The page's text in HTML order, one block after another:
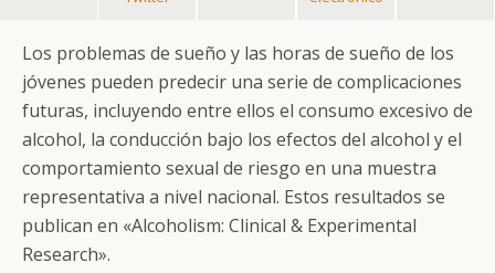
Los problemas de sueño y las horas de sueño de los
jóvenes pueden predecir una serie de complicaciones
futuras, incluyendo entre ellos el consumo excesivo de
alcohol, la conducción bajo los efectos del alcohol y el
comportamiento sexual de riesgo en una muestra
representativa a nivel nacional. Estos resultados se
publican en «Alcoholism: Clinical & Experimental
Research».